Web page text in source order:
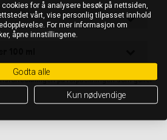
på förpackningen som gäller
for å analysere besøk på nettsiden,
vårt, vise personlig tilpasset innhold
For mer informasjon om
åpne innstillingene.
Godta alle
Kun nødvendige